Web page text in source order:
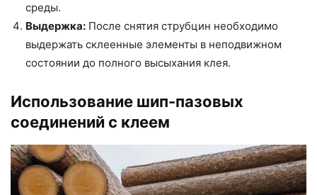
среды.
Выдержка: После снятия струбцин необходимо
выдержать склеенные элементы в неподвижном
состоянии до полного высыхания клея.
Использование шип-пазовых
соединений с клеем